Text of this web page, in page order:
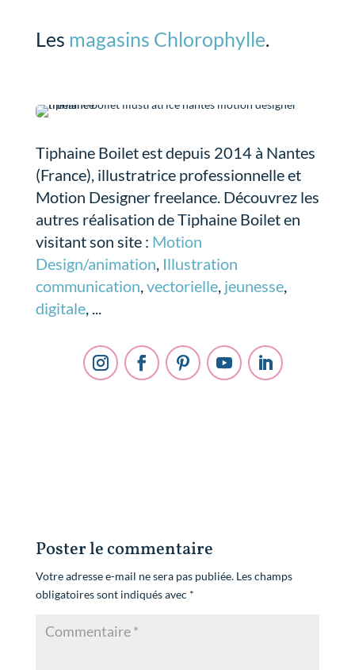
Les magasins Chlorophylle.
Tiphaine Boilet est depuis 2014 à Nantes
(France), illustratrice professionnelle et
Motion Designer freelance. Découvrez les
autres réalisation de Tiphaine Boilet en
visitant son site : Motion
Design/animation, Illustration
communication,vectorielle, jeunesse,
digitale, ...
Poster le commentaire
Votre adresse e-mail ne sera pas publiée. Les champs
obligatoires sont indiqués avec *